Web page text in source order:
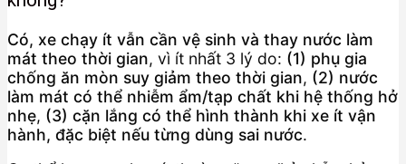
Có, xe chạy ít vẫn cần vệ sinh và thay nước làm
mát theo thời gian, vì ít nhất 3 lý do: (1) phụ gia
chống ăn mòn suy giảm theo thời gian, (2) nước
làm mát có thể nhiễm ẩm/tạp chất khi hệ thống hở
nhẹ, (3) cặn lắng có thể hình thành khi xe ít vận
hành, đặc biệt nếu từng dùng sai nước.